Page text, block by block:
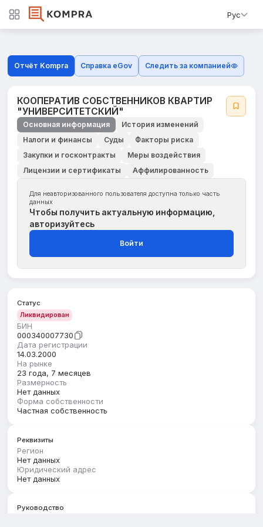
Рус
Отчёт Kompra Справка eGov Следить за компанией
КООПЕРАТИВ СОБСТВЕННИКОВ КВАРТИР
"УНИВЕРСИТЕТСКИЙ"
Основная информация
История изменений
Налоги и финансы
Суды
Факторы риска
Закупки и госконтракты
Меры воздействия
Лицензии и сертификаты
Аффилированность
Для неавторизованного пользователя доступна только часть
данных
Чтобы получить актуальную информацию,
авторизуйтесь
Войти
Статус
Ликвидирован
БИН
000340007730
Дата регистрации
14.03.2000
На рынке
23 года, 7 месяцев
Размерность
Нет данных
Форма собственности
Частная собственность
Реквизиты
Регион
Нет данных
Юридический адрес
Нет данных
Руководство